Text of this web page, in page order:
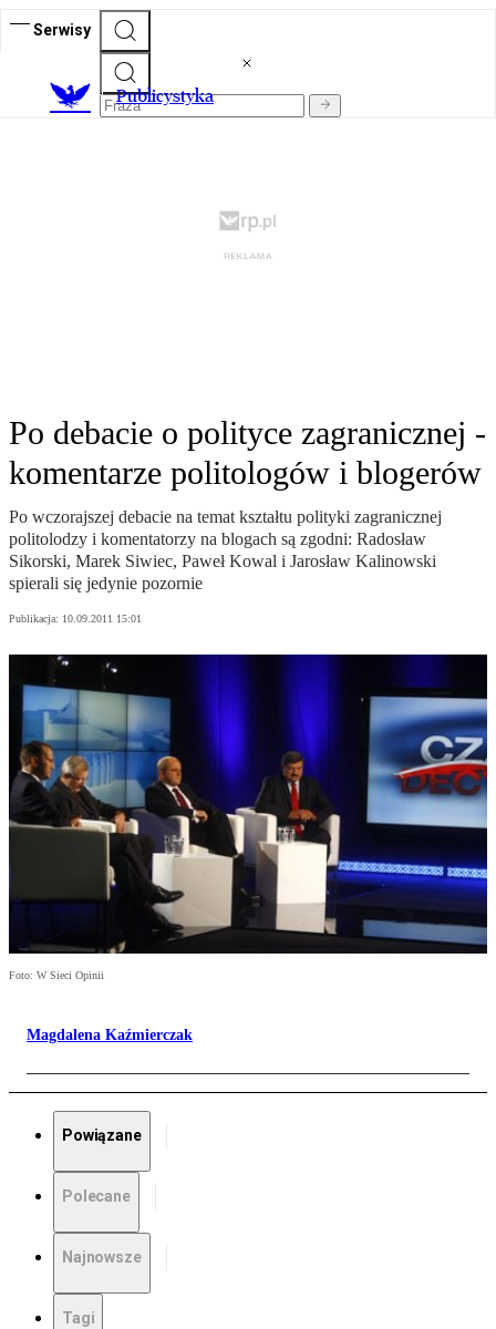
Serwisy
Publicystyka
Po debacie o polityce zagranicznej -
komentarze politologów i blogerów
Po wczorajszej debacie na temat kształtu polityki zagranicznej
politolodzy i komentatorzy na blogach są zgodni: Radosław
Sikorski, Marek Siwiec, Paweł Kowal i Jarosław Kalinowski
spierali się jedynie pozornie
Publikacja: 10.09.2011 15:01
Foto: W Sieci Opinii
Magdalena Kaźmierczak
Powiązane
Polecane
Najnowsze
Tagi